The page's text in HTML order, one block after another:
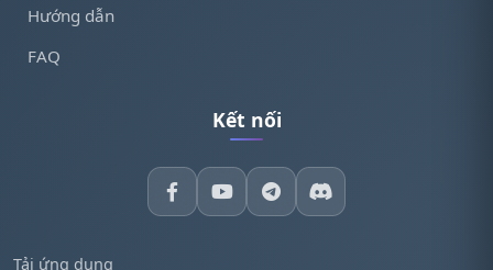
Hướng dẫn
FAQ
Kết nối
Tải ứng dụng